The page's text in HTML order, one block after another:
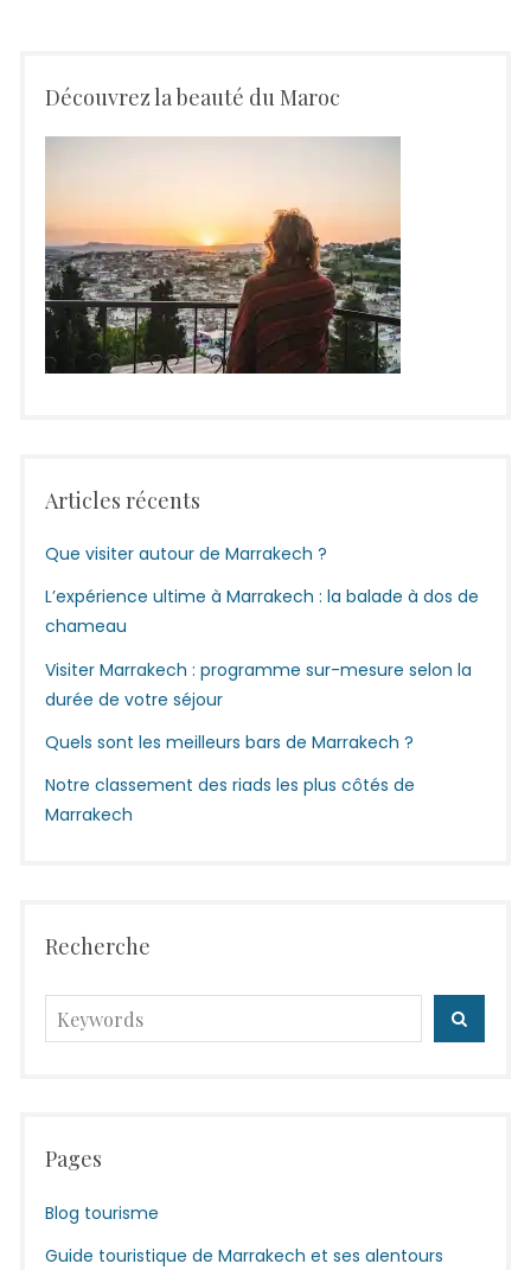
Découvrez la beauté du Maroc
Articles récents
Que visiter autour de Marrakech ?
L’expérience ultime à Marrakech : la balade à dos de
chameau
Visiter Marrakech : programme sur-mesure selon la
durée de votre séjour
Quels sont les meilleurs bars de Marrakech ?
Notre classement des riads les plus côtés de
Marrakech
Recherche
Search
for:
SEARCH
Pages
Blog tourisme
Guide touristique de Marrakech et ses alentours